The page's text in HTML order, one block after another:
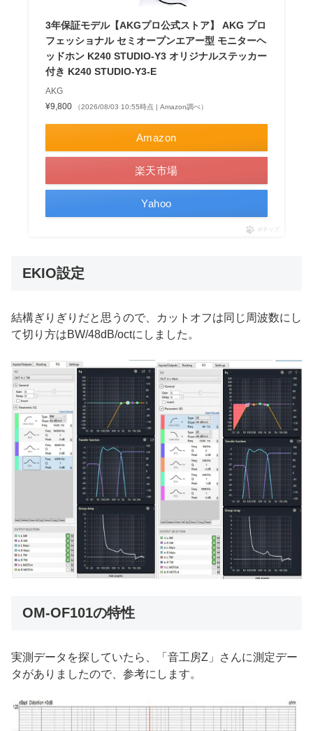
3年保証モデル【AKGプロ公式ストア】 AKG プロ
フェッショナル セミオープンエアー型 モニターヘ
ッドホン K240 STUDIO-Y3 オリジナルステッカー
付き K240 STUDIO-Y3-E
AKG
¥9,800
（2026/08/03 10:55時点 | Amazon調べ）
Amazon
楽天市場
Yahoo
ポチップ
EKIO設定
結構ぎりぎりだと思うので、カットオフは同じ周波数にし
て切り方はBW/48dB/octにしました。
OM-OF101の特性
実測データを探していたら、「音工房Z」さんに測定デー
タがありましたので、参考にします。